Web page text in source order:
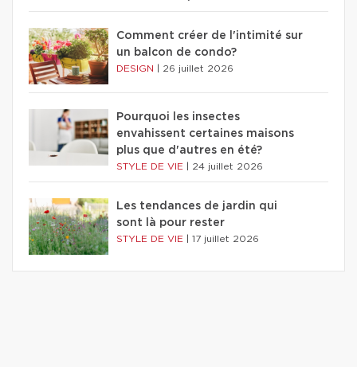
Comment créer de l'intimité sur
un balcon de condo?
DESIGN 26 juillet 2026
Pourquoi les insectes
envahissent certaines maisons
plus que d'autres en été?
STYLE DE VIE 24 juillet 2026
Les tendances de jardin qui
sont là pour rester
STYLE DE VIE 17 juillet 2026